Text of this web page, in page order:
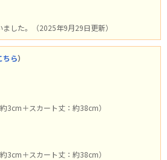
した。（2025年9月29日更新）
ちら）
3cm＋スカート丈：約38cm）
3cm＋スカート丈：約38cm）